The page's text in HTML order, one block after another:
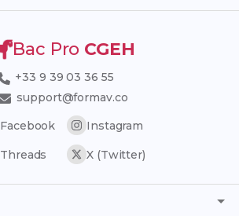
Bac Pro CGEH
+33 9 39 03 36 55
support@formav.co
Facebook
Instagram
Threads X (Twitter)